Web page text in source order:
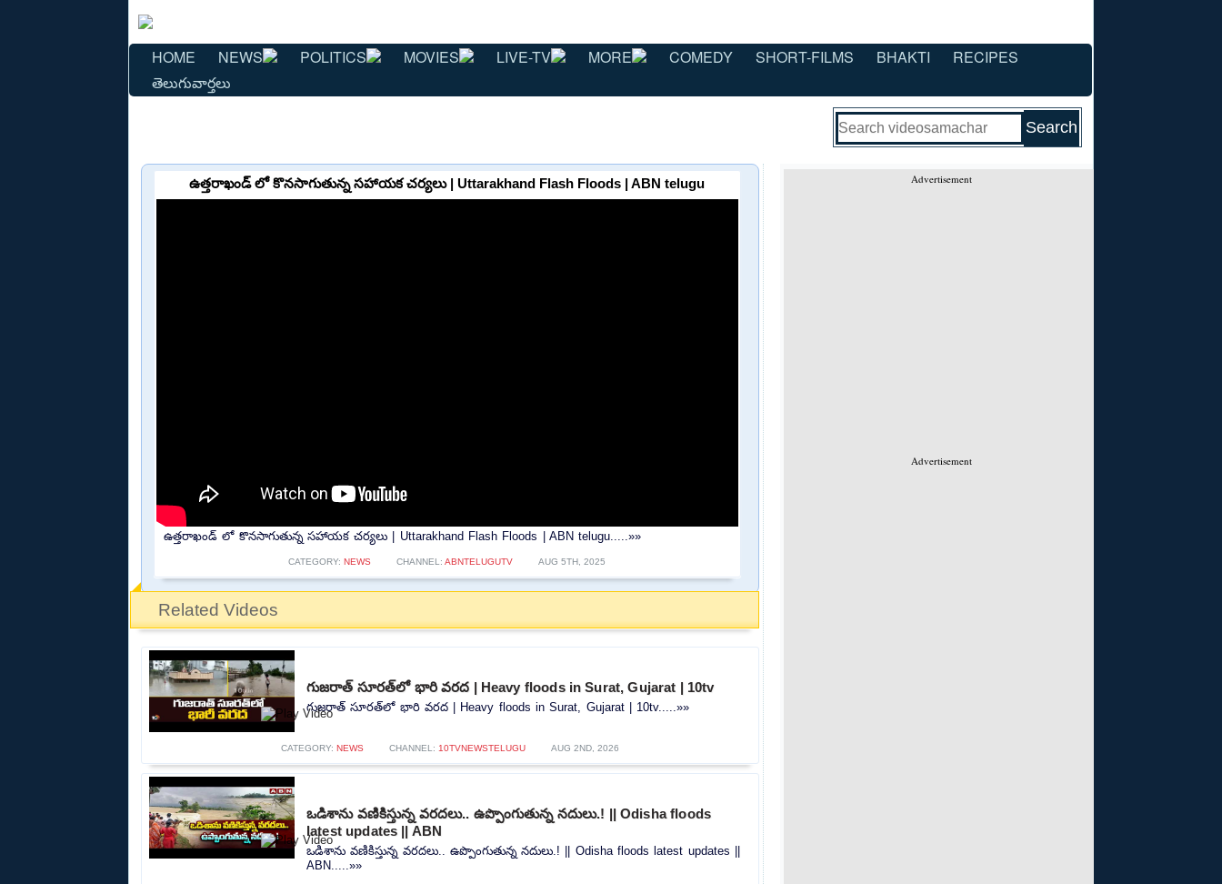
HOME NEWS POLITICS MOVIES LIVE-TV MORE COMEDY SHORT-FILMS BHAKTI
RECIPES
తెలుగువార్తలు
Advertisement
Advertisement
ఉత్తరాఖండ్ లో కొనసాగుతున్న సహాయక చర్యలు | Uttarakhand Flash Floods | ABN telugu
ఉత్తరాఖండ్ లో కొనసాగుతున్న సహాయక చర్యలు | Uttarakhand Flash Floods | ABN telugu.....»»
CATEGORY: NEWS CHANNEL:ABNTELUGUTV AUG 5TH, 2025
Related Videos
గుజరాత్‌ సూరత్‌లో భారి వరద | Heavy floods in Surat, Gujarat | 10tv
గుజరాత్‌ సూరత్‌లో భారి వరద | Heavy floods in Surat, Gujarat | 10tv.....»»
CATEGORY: NEWS CHANNEL: 10TVNEWSTELUGU AUG 2ND, 2026
ఒడిశాను వణికిస్తున్న వరదలు.. ఉప్పొంగుతున్న నదులు.! || Odisha floods
latest updates || ABN
ఒడిశాను వణికిస్తున్న వరదలు.. ఉప్పొంగుతున్న నదులు.! || Odisha floods latest updates ||
ABN.....»»